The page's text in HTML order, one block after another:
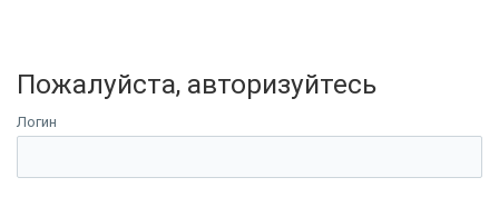
Пожалуйста, авторизуйтесь
Логин